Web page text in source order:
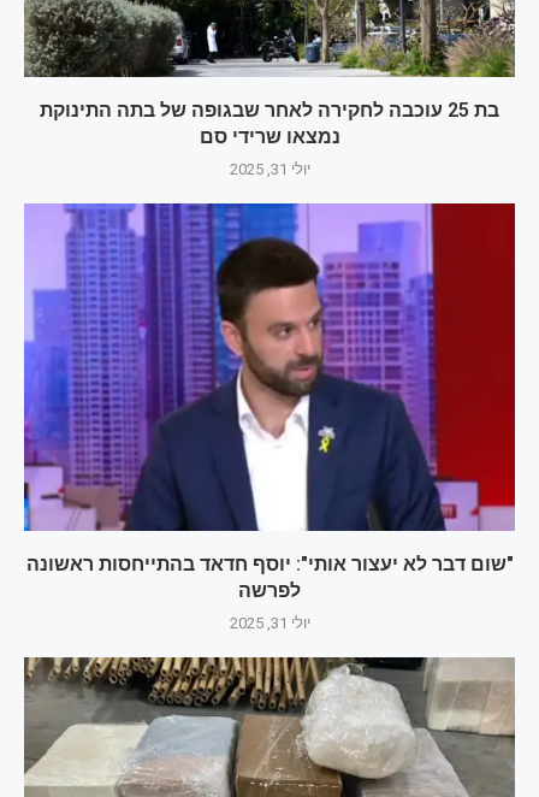
בת 25 עוכבה לחקירה לאחר שבגופה של בתה התינוקת
נמצאו שרידי סם
יולי 31, 2025
"שום דבר לא יעצור אותי": יוסף חדאד בהתייחסות ראשונה
לפרשה
יולי 31, 2025